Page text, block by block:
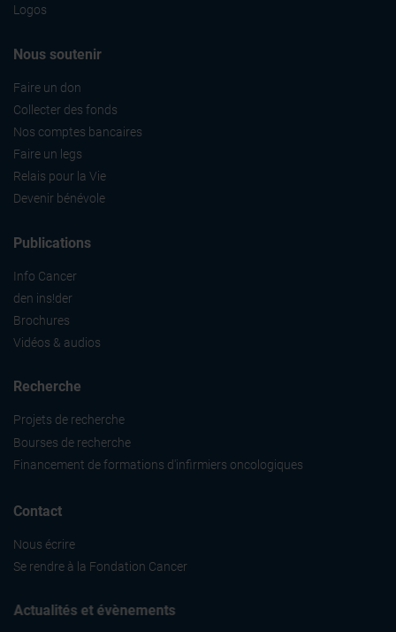
Logos
Nous soutenir
Faire un don
Collecter des fonds
Nos comptes bancaires
Faire un legs
Relais pour la Vie
Devenir bénévole
Publications
Info Cancer
den ins!der
Brochures
Vidéos & audios
Recherche
Projets de recherche
Bourses de recherche
Financement de formations d'infirmiers oncologiques
Contact
Nous écrire
Se rendre à la Fondation Cancer
Actualités et évènements